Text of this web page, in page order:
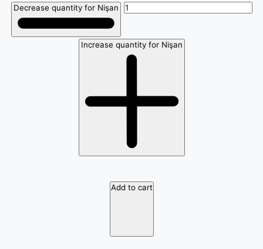
Decrease quantity for Nişan
Increase quantity for Nişan
Add to cart